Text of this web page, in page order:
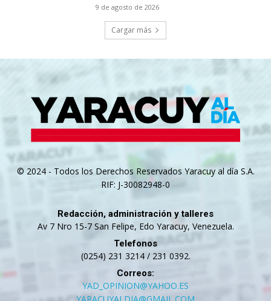
9 de agosto de 2026
Cargar más
© 2024 - Todos los Derechos Reservados Yaracuy al día S.A.
RIF: J-30082948-0
Redacción, administración y talleres
Av 7 Nro 15-7 San Felipe, Edo Yaracuy, Venezuela.
Telefonos
(0254) 231 3214 / 231 0392.
Correos:
YAD_OPINION@YAHOO.ES